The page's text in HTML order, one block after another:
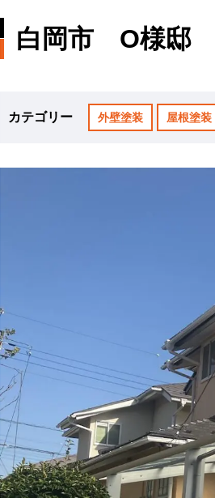
白岡市 O様邸
カテゴリー 外壁塗装 屋根塗装